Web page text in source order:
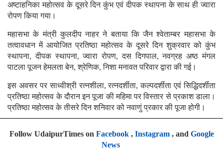
अष्टाहनिका महोत्सव के दूसरे दिन कुंभ एवं दीपक स्थापना के साथ ही ज्वारा
रोपण किया गया।
महासभा के मंत्री कुलदीप नाहर ने बताया कि जैन श्वेताम्बर महासभा के
तत्वावधान में आयोजित प्रतिष्ठा महोत्सव के दूसरे दिन शुक्रवार को कुंभ
स्थापना, दीपक स्थापना, ज्वारा रोपण, दस दिगपाल, नवग्रह अष्ठ मंगल
पाटला पूजन हेमलता बेन, श्रेणिक, निशा मनावत परिवार द्वारा की गई।
इस अवसर पर साध्वीश्री रत्नशीला, रत्नदर्शीता, कल्पदर्शीता एवं सिद्धिदर्शीता
प्रतिष्ठा महोत्सव के दौरान इन पूजा की महिमा पर विस्तार से प्रकाश डाला।
प्रतिष्ठा महोत्सव के तीसरे दिन शनिवार को नवाणुं प्रकार की पूजा होगी।
Facebook